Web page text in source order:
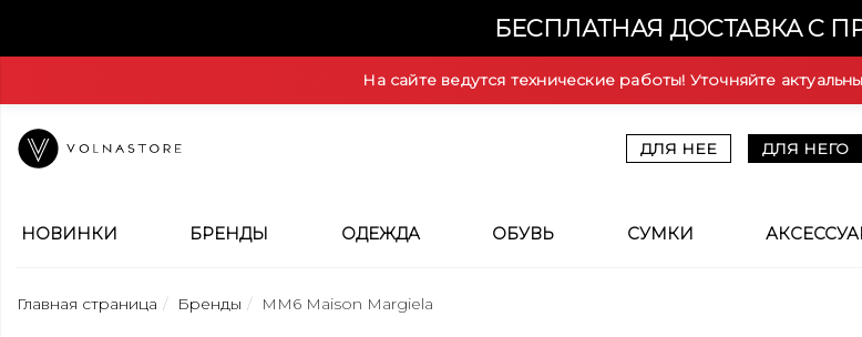
БЕСПЛАТНАЯ ДОСТАВКА С
На сайте ведутся технические работы! Уточняйте
ДЛЯ НЕЕ ДЛЯ НЕГО
НОВИНКИ БРЕНДЫ ОДЕЖДА ОБУВЬ СУМКИ
Главная страница Бренды MM6 Maison Margiela